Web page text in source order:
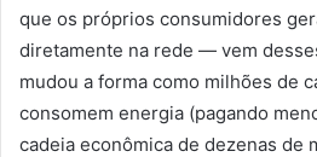
que os próprios consumidores
diretamente na rede — vem
mudou a forma como milhões de
consomem energia (pagando
cadeia econômica de dezenas de